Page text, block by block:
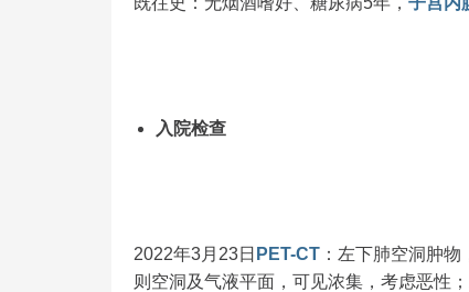
入院检查
2022年3月23日 PET-CT：左下肺空洞肿物
则空洞及气液平面，可见浓集，考虑恶性